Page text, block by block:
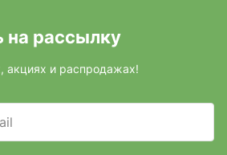
на рассылку
акциях и распродажах!